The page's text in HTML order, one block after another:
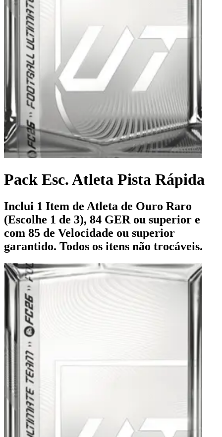
Pack Esc. Atleta Pista Rápida
Inclui 1 Item de Atleta de Ouro Raro
(Escolhe 1 de 3), 84 GER ou superior e
com 85 de Velocidade ou superior
garantido. Todos os itens não trocáveis.